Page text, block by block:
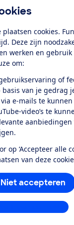
plaatsen cookies.
Deze zijn
werken en
om:
of
basis van je gedrag
e-mails te kunnen
video’s te
op ‘Accepteer alle
van deze
Niet accepteren
aanpassen
zijn niet
en
met
te doen. Op
veel
goed scoort.
minder
zijn vaak
in de software.
39 merken en